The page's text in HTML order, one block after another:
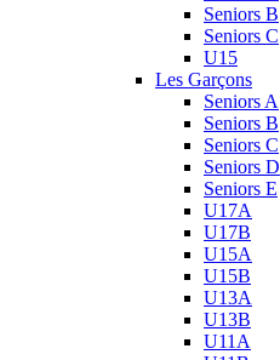
Seniors B
Seniors C
U15
Les Garçons
Seniors A
Seniors B
Seniors C
Seniors D
Seniors E
U17A
U17B
U15A
U15B
U13A
U13B
U11A